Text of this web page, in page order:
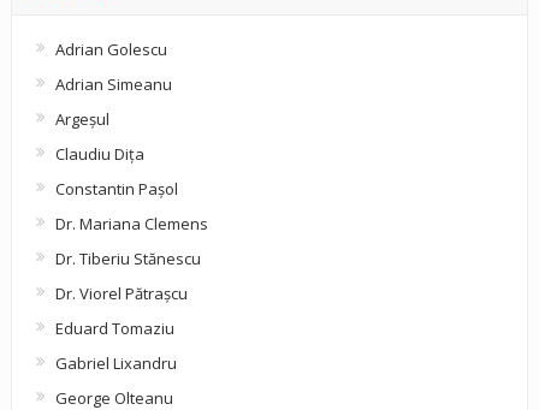
Adrian Golescu
Adrian Simeanu
Argeşul
Claudiu Diţa
Constantin Pașol
Dr. Mariana Clemens
Dr. Tiberiu Stănescu
Dr. Viorel Pătraşcu
Eduard Tomaziu
Gabriel Lixandru
George Olteanu